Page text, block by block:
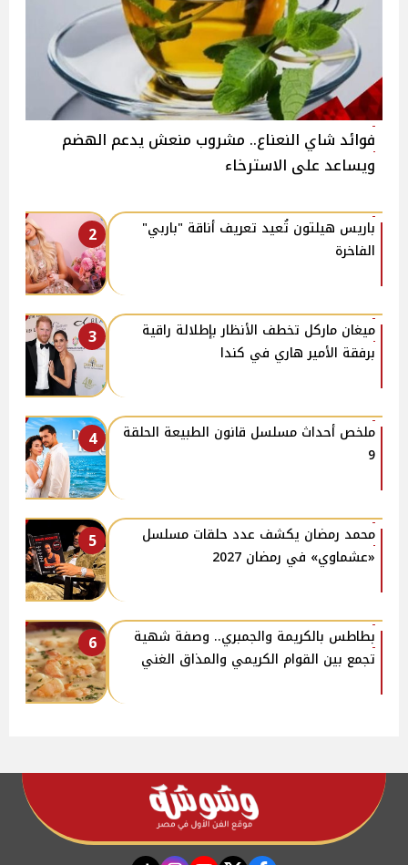
فوائد شاي النعناع.. مشروب منعش يدعم الهضم
ويساعد على الاسترخاء
2
باريس هيلتون تُعيد تعريف أناقة "باربي"
الفاخرة
3
ميغان ماركل تخطف الأنظار بإطلالة راقية
برفقة الأمير هاري في كندا
4
ملخص أحداث مسلسل قانون الطبيعة الحلقة
9
5
محمد رمضان يكشف عدد حلقات مسلسل
«عشماوي» في رمضان 2027
6
بطاطس بالكريمة والجمبري.. وصفة شهية
تجمع بين القوام الكريمي والمذاق الغني